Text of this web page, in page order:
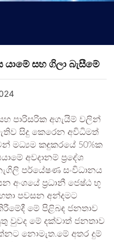
සහ ගිලා බැසීමේ
පාරිසරික අගැයිම් වලින්
සිදු කෙරෙන අවිධිමත්
මධ්‍යම කඳුකරයේ 50%ක
අවදානම් ප්‍රදේශ
පර්යේෂණ සංවිධානය
අංශයේ ප්‍රධානී ජෙෂ්ඨ භූ
පවසන අන්දමට
මේ පිළිබඳ ජනතාව
වුවද මේ දක්වාත් ජනතාව
නොමැත.මේ අතර දුම්